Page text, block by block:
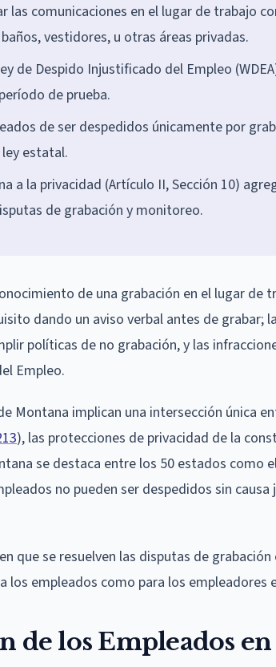
las comunicaciones en el lugar de trabajo
vestidores, u otras áreas privadas.
de Despido Injustificado del Empleo
de prueba.
de ser despedidos únicamente por
estatal.
a la privacidad (Artículo II, Sección 10)
de grabación y monitoreo.
de una grabación en el lugar de
dando un aviso verbal antes de grabar;
políticas de no grabación, y las
Empleo.
Montana implican una intersección única
), las protecciones de privacidad de la
se destaca entre los 50 estados como
no pueden ser despedidos sin
que se resuelven las disputas de
los empleados como para los empleadores
de los Empleados